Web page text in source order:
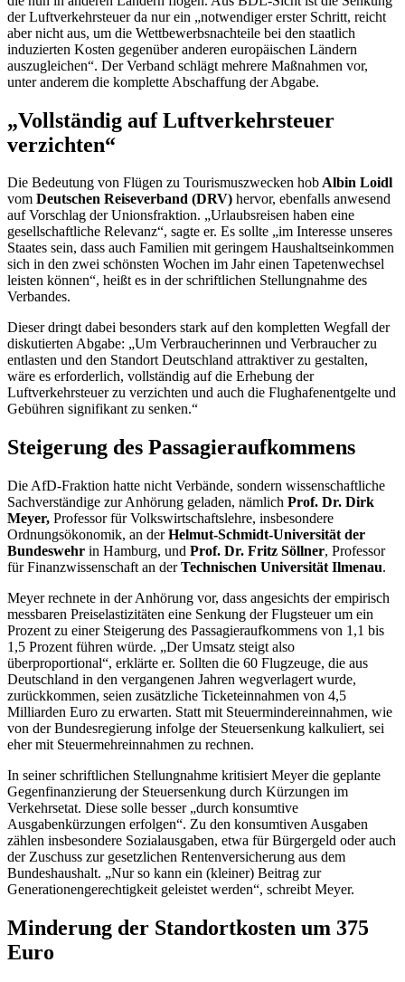
der Luftverkehrsteuer da nur ein „notwendiger erster Schritt, reicht
aber nicht aus, um die Wettbewerbsnachteile bei den staatlich
induzierten Kosten gegenüber anderen europäischen Ländern
auszugleichen“. Der Verband schlägt mehrere Maßnahmen vor,
unter anderem die komplette Abschaffung der Abgabe.
„Vollständig auf Luftverkehrsteuer
verzichten“
Die Bedeutung von Flügen zu Tourismuszwecken hobAlbin Loidl
vom Deutschen Reiseverband (DRV) hervor, ebenfalls anwesend
auf Vorschlag der Unionsfraktion. „Urlaubsreisen haben eine
gesellschaftliche Relevanz“, sagte er. Es sollte „im Interesse unseres
Staates sein, dass auch Familien mit geringem Haushaltseinkommen
sich in den zwei schönsten Wochen im Jahr einen Tapetenwechsel
leisten können“, heißt es in der schriftlichen Stellungnahme des
Verbandes.
Dieser dringt dabei besonders stark auf den kompletten Wegfall der
diskutierten Abgabe: „Um Verbraucherinnen und Verbraucher zu
entlasten und den Standort Deutschland attraktiver zu gestalten,
wäre es erforderlich, vollständig auf die Erhebung der
Luftverkehrsteuer zu verzichten und auch die Flughafenentgelte und
Gebühren signifikant zu senken.“
Steigerung des Passagieraufkommens
Die AfD-Fraktion hatte nicht Verbände, sondern wissenschaftliche
Sachverständige zur Anhörung geladen, nämlich Prof. Dr. Dirk
Meyer, Professor für Volkswirtschaftslehre, insbesondere
Ordnungsökonomik, an derHelmut-Schmidt-Universität der
Bundeswehr in Hamburg, und Prof. Dr. Fritz Söllner, Professor
für Finanzwissenschaft an derTechnischen Universität Ilmenau.
Meyer rechnete in der Anhörung vor, dass angesichts der empirisch
messbaren Preiselastizitäten eine Senkung der Flugsteuer um ein
Prozent zu einer Steigerung des Passagieraufkommens von 1,1 bis
1,5 Prozent führen würde. „Der Umsatz steigt also
überproportional“, erklärte er. Sollten die 60 Flugzeuge, die aus
Deutschland in den vergangenen Jahren wegverlagert wurde,
zurückkommen, seien zusätzliche Ticketeinnahmen von 4,5
Milliarden Euro zu erwarten. Statt mit Steuermindereinnahmen, wie
von der Bundesregierung infolge der Steuersenkung kalkuliert, sei
eher mit Steuermehreinnahmen zu rechnen.
In seiner schriftlichen Stellungnahme kritisiert Meyer die geplante
Gegenfinanzierung der Steuersenkung durch Kürzungen im
Verkehrsetat. Diese solle besser „durch konsumtive
Ausgabenkürzungen erfolgen“. Zu den konsumtiven Ausgaben
zählen insbesondere Sozialausgaben, etwa für Bürgergeld oder auch
der Zuschuss zur gesetzlichen Rentenversicherung aus dem
Bundeshaushalt. „Nur so kann ein (kleiner) Beitrag zur
Generationengerechtigkeit geleistet werden“, schreibt Meyer.
Minderung der Standortkosten um 375
Euro